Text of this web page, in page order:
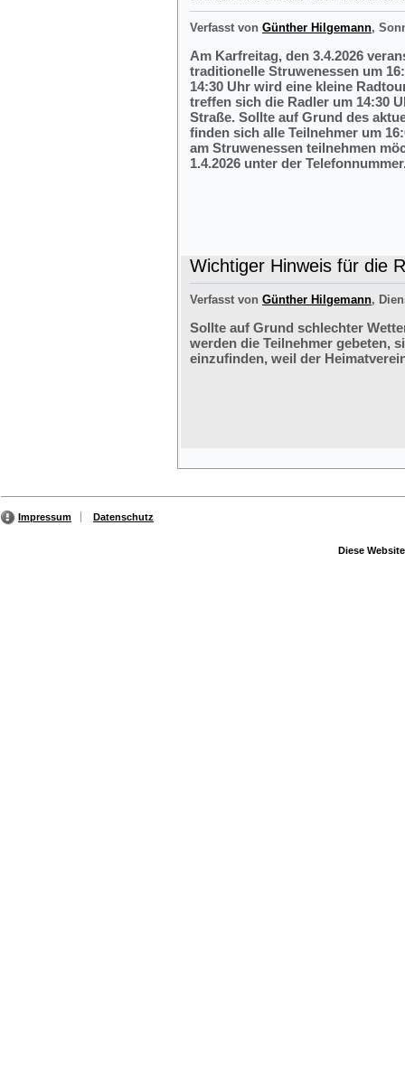
Verfasst von Günther Hilgemann,
Am Karfreitag, den 3.4.2026
traditionelle Struwenessen um
14:30 Uhr wird eine kleine
treffen sich die Radler um 14:30
Straße. Sollte auf Grund des
finden sich alle Teilnehmer um
am Struwenessen teilnehmen
1.4.2026 unter der
Wichtiger Hinweis für die
Verfasst von Günther Hilgemann,
Sollte auf Grund schlechter
werden die Teilnehmer gebeten,
einzufinden, weil der
Impressum Datenschutz
Diese